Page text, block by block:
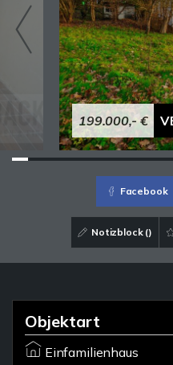
199.000,- €
Facebook
Notizblock ()
Objektart
Einfamilienhaus